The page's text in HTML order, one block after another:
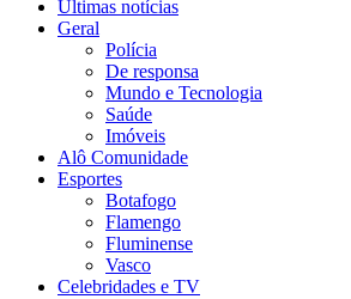
Últimas notícias
Geral
Polícia
De responsa
Mundo e Tecnologia
Saúde
Imóveis
Alô Comunidade
Esportes
Botafogo
Flamengo
Fluminense
Vasco
Celebridades e TV